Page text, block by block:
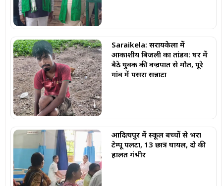
Saraikela: सरायकेला में
आकाशीय बिजली का तांडव: घर में
बैठे युवक की वज्रपात से मौत, पूरे
गांव में पसरा सन्नाटा
आदित्यपुर में स्कूल बच्चों से भरा
टेम्पू पलटा, 13 छात्र घायल, दो की
हालत गंभीर